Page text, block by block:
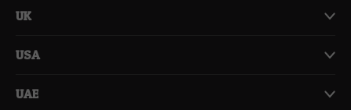
UK
USA
UAE